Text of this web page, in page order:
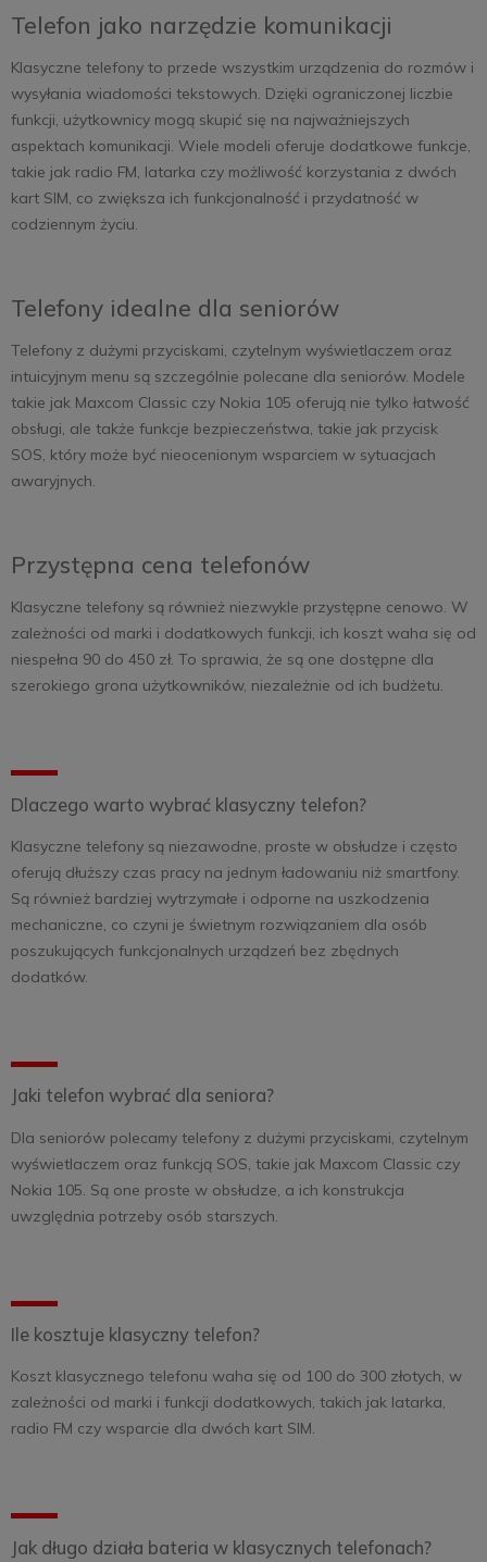
Telefon jako narzędzie komunikacji
Klasyczne telefony to przede wszystkim urządzenia do rozmów i
wysyłania wiadomości tekstowych. Dzięki ograniczonej liczbie
funkcji, użytkownicy mogą skupić się na najważniejszych
aspektach komunikacji. Wiele modeli oferuje dodatkowe funkcje,
takie jak radio FM, latarka czy możliwość korzystania z dwóch
kart SIM, co zwiększa ich funkcjonalność i przydatność w
codziennym życiu.
Telefony idealne dla seniorów
Telefony z dużymi przyciskami, czytelnym wyświetlaczem oraz
intuicyjnym menu są szczególnie polecane dla seniorów. Modele
takie jak Maxcom Classic czy Nokia 105 oferują nie tylko łatwość
obsługi, ale także funkcje bezpieczeństwa, takie jak przycisk
SOS, który może być nieocenionym wsparciem w sytuacjach
awaryjnych.
Przystępna cena telefonów
Klasyczne telefony są również niezwykle przystępne cenowo. W
zależności od marki i dodatkowych funkcji, ich koszt waha się od
niespełna 90 do 450 zł. To sprawia, że są one dostępne dla
szerokiego grona użytkowników, niezależnie od ich budżetu.
Dlaczego warto wybrać klasyczny telefon?
Klasyczne telefony są niezawodne, proste w obsłudze i często
oferują dłuższy czas pracy na jednym ładowaniu niż smartfony.
Są również bardziej wytrzymałe i odporne na uszkodzenia
mechaniczne, co czyni je świetnym rozwiązaniem dla osób
poszukujących funkcjonalnych urządzeń bez zbędnych
dodatków.
Jaki telefon wybrać dla seniora?
Dla seniorów polecamy telefony z dużymi przyciskami, czytelnym
wyświetlaczem oraz funkcją SOS, takie jak Maxcom Classic czy
Nokia 105. Są one proste w obsłudze, a ich konstrukcja
uwzględnia potrzeby osób starszych.
Ile kosztuje klasyczny telefon?
Koszt klasycznego telefonu waha się od 100 do 300 złotych, w
zależności od marki i funkcji dodatkowych, takich jak latarka,
radio FM czy wsparcie dla dwóch kart SIM.
Jak długo działa bateria w klasycznych telefonach?